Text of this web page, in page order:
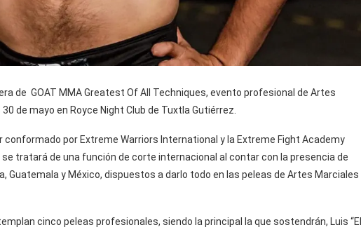
de GOAT MMA Greatest Of All Techniques, evento profesional de Artes
de mayo en Royce Night Club de Tuxtla Gutiérrez.
por Extreme Warriors International y la Extreme Fight Academy
se tratará de una función de corte internacional al contar con la presencia de
Guatemala y México, dispuestos a darlo todo en las peleas de Artes Marciales
cinco peleas profesionales, siendo la principal la que sostendrán, Luis “El